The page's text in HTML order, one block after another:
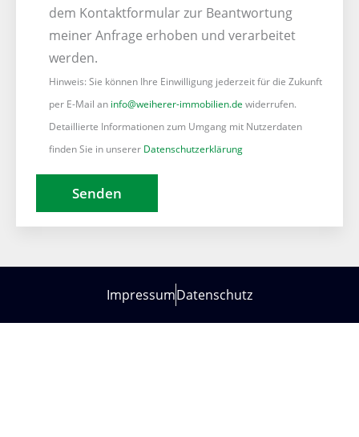
dem Kontaktformular zur Beantwortung
meiner Anfrage erhoben und verarbeitet
werden.
Hinweis: Sie können Ihre Einwilligung jederzeit für die Zukunft
per E-Mail an info@weiherer-immobilien.de widerrufen.
Detaillierte Informationen zum Umgang mit Nutzerdaten
finden Sie in unserer Datenschutzerklärung
ImpressumDatenschutz